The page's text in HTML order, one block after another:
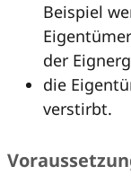
Beispiel
der
die
verstirbt.